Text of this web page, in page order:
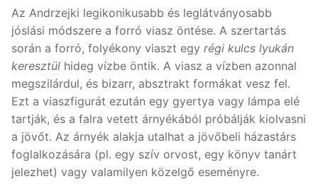
Az Andrzejki legikonikusabb és leglátványosabb
jóslási módszere a forró viasz öntése. A szertartás
során a forró, folyékony viaszt egy régi kulcs lyukán
keresztül hideg vízbe öntik. A viasz a vízben azonnal
megszilárdul, és bizarr, absztrakt formákat vesz fel.
Ezt a viaszfigurát ezután egy gyertya vagy lámpa elé
tartják, és a falra vetett árnyékából próbálják kiolvasni
a jövőt. Az árnyék alakja utalhat a jövőbeli házastárs
foglalkozására (pl. egy szív orvost, egy könyv tanárt
jelezhet) vagy valamilyen közelgő eseményre.